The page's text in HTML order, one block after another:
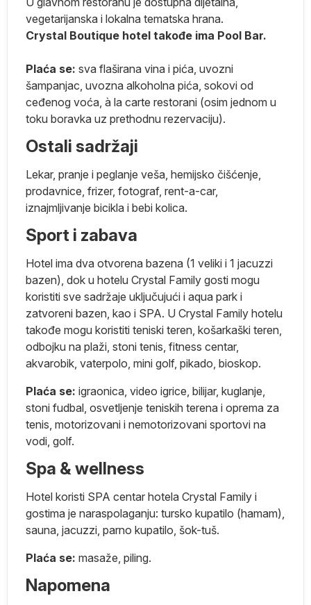
vegetarijanska i lokalna tematska hrana.
Crystal Boutique hotel takođe ima Pool Bar.
Plaća se: sva flaširana vina i pića, uvozni
šampanjac, uvozna alkoholna pića, sokovi od
ceđenog voća, à la carte restorani (osim jednom u
toku boravka uz prethodnu rezervaciju).
Ostali sadržaji
Lekar, pranje i peglanje veša, hemijsko čišćenje,
prodavnice, frizer, fotograf, rent-a-car,
iznajmljivanje bicikla i bebi kolica.
Sport i zabava
Hotel ima dva otvorena bazena (1 veliki i 1 jacuzzi
bazen), dok u hotelu Crystal Family gosti mogu
koristiti sve sadržaje uključujući i aqua park i
zatvoreni bazen, kao i SPA. U Crystal Family hotelu
takođe mogu koristiti teniski teren, košarkaški teren,
odbojku na plaži, stoni tenis, fitness centar,
akvarobik, vaterpolo, mini golf, pikado, bioskop.
Plaća se: igraonica, video igrice, bilijar, kuglanje,
stoni fudbal, osvetljenje teniskih terena i oprema za
tenis, motorizovani i nemotorizovani sportovi na
vodi, golf.
Spa & wellness
Hotel koristi SPA centar hotela Crystal Family i
gostima je naraspolaganju: tursko kupatilo (hamam),
sauna, jacuzzi, parno kupatilo, šok-tuš.
Plaća se: masaže, piling.
Napomena